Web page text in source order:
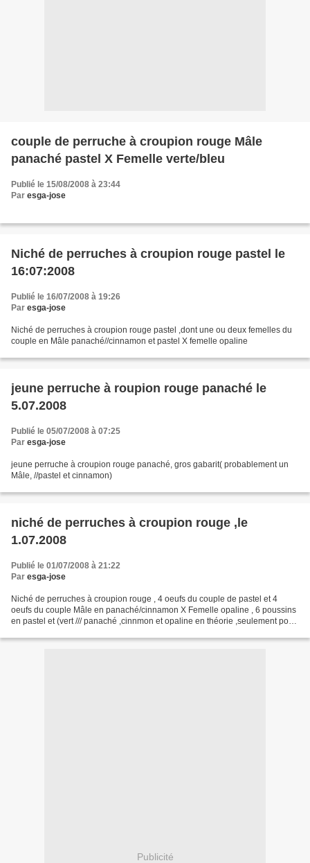
couple de perruche à croupion rouge Mâle
panaché pastel X Femelle verte/bleu
Publié le 15/08/2008 à 23:44
Par esga-jose
Niché de perruches à croupion rouge pastel le
16:07:2008
Publié le 16/07/2008 à 19:26
Par esga-jose
Niché de perruches à croupion rouge pastel ,dont une ou deux femelles du
couple en Mâle panaché//cinnamon et pastel X femelle opaline
jeune perruche à roupion rouge panaché le
5.07.2008
Publié le 05/07/2008 à 07:25
Par esga-jose
jeune perruche à croupion rouge panaché, gros gabarit( probablement un
Mâle, //pastel et cinnamon)
niché de perruches à croupion rouge ,le
1.07.2008
Publié le 01/07/2008 à 21:22
Par esga-jose
Niché de perruches à croupion rouge , 4 oeufs du couple de pastel et 4
oeufs du couple Mâle en panaché/cinnamon X Femelle opaline , 6 poussins
en pastel et (vert /// panaché ,cinnmon et opaline en théorie ,seulement pour
Publicité